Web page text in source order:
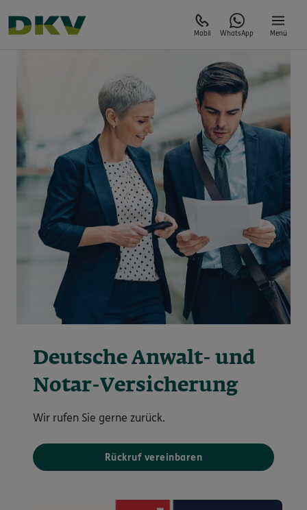
Mobil WhatsApp Menü
Deutsche Anwalt- und
Notar-Versicherung
Wir rufen Sie gerne zurück.
Rückruf vereinbaren